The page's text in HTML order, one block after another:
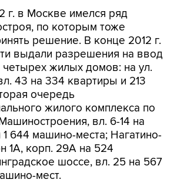
г. в Москве имелся ряд
по которым тоже
решение. В конце 2012 г.
выдали разрешения на ввод
четырех жилых домов: на ул.
43 на 334 квартиры и 213
очередь
жилого комплекса по
вл. 6-14 на
644 машино-места; Нагатино-
1А, корп. 29А на 524
шоссе, вл. 25 на 567
мест.